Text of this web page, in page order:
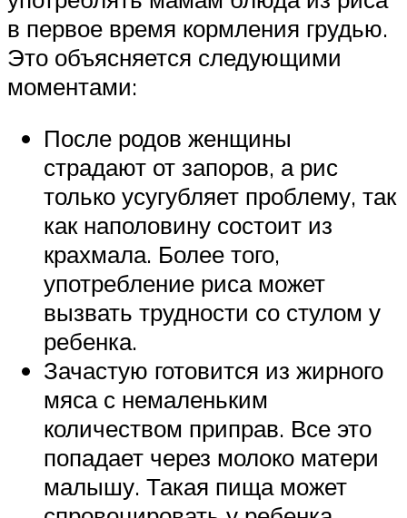
в первое время кормления грудью.
Это объясняется следующими
моментами:
После родов женщины
страдают от запоров, а рис
только усугубляет проблему, так
как наполовину состоит из
крахмала. Более того,
употребление риса может
вызвать трудности со стулом у
ребенка.
Зачастую готовится из жирного
мяса с немаленьким
количеством приправ. Все это
попадает через молоко матери
малышу. Такая пища может